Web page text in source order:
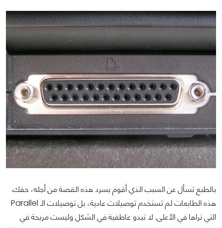
بالطبع تسأل عن السبب الذي أقوم بسرد هذه القصة من أجله، حقك.
هذه الطابعات لم تستخدم توصيلات عادية، بل توصيلات الـ Parallel
التي تراها في الأعلى. لا تبدو عاطفية في الشكل وليست مريحة في